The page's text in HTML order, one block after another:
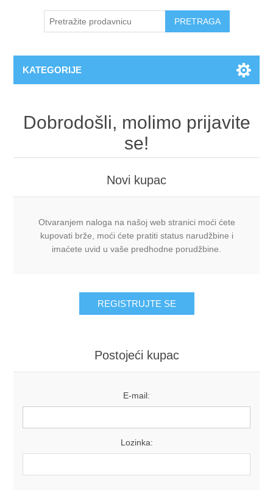
KATEGORIJE
Dobrodošli, molimo prijavite
se!
Novi kupac
Otvaranjem naloga na našoj web stranici moći ćete
kupovati brže, moći ćete pratiti status narudžbine i
imaćete uvid u vaše predhodne porudžbine.
Postojeći kupac
E-mail:
Lozinka: